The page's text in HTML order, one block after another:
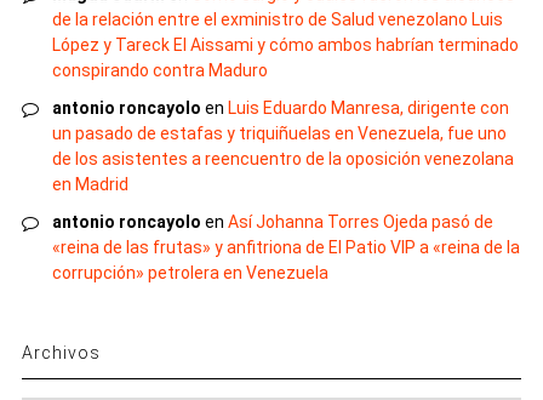
de la relación entre el exministro de Salud venezolano Luis
López y Tareck El Aissami y cómo ambos habrían terminado
conspirando contra Maduro
antonio roncayolo en Luis Eduardo Manresa, dirigente con
un pasado de estafas y triquiñuelas en Venezuela, fue uno
de los asistentes a reencuentro de la oposición venezolana
en Madrid
antonio roncayolo en Así Johanna Torres Ojeda pasó de
«reina de las frutas» y anfitriona de El Patio VIP a «reina de la
corrupción» petrolera en Venezuela
Archivos